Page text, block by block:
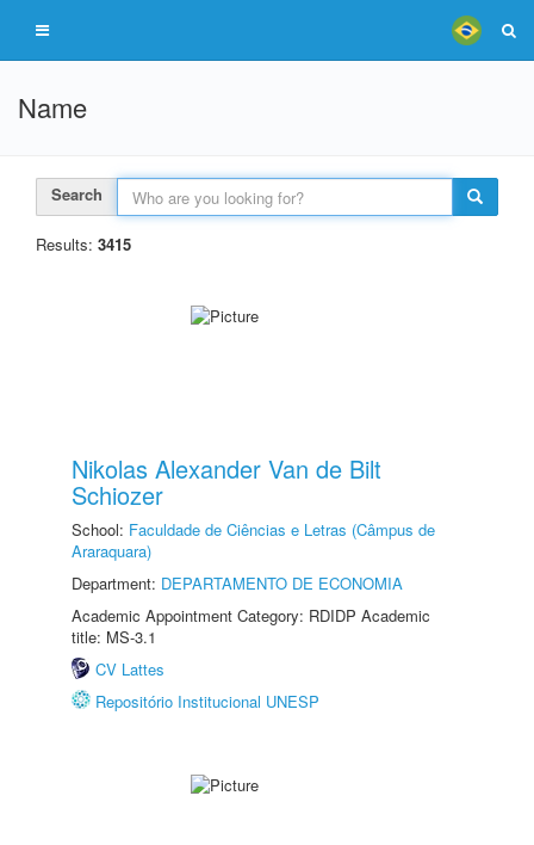
Name
Search
Results: 3415
Nikolas Alexander Van de Bilt
Schiozer
School: Faculdade de Ciências e Letras (Câmpus de
Araraquara)
Department: DEPARTAMENTO DE ECONOMIA
Academic Appointment Category: RDIDP Academic
title: MS-3.1
CV Lattes
Repositório Institucional UNESP